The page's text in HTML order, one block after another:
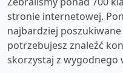
stronie internetowej.
najbardziej
potrzebujesz znaleźć
skorzystaj z wygodnego